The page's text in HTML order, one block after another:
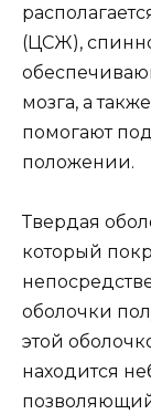
(ЦСЖ),
мозга, а
помогают
положении.
Твердая
который
оболочки
этой
находится